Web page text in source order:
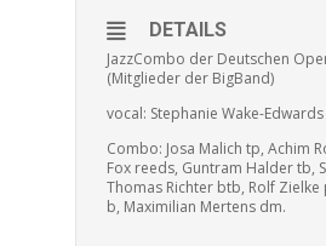
DETAILS
JazzCombo der Deutschen
(Mitglieder der BigBand)
vocal: Stephanie Wake-Edwards
Combo: Josa Malich tp, Achim
Fox reeds, Guntram Halder tb,
Thomas Richter btb, Rolf Zielke
b, Maximilian Mertens dm.